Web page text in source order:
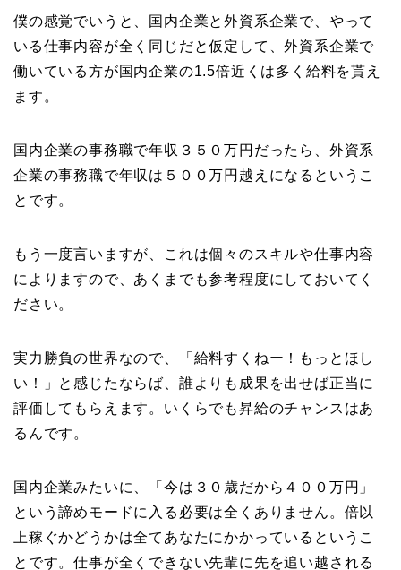
僕の感覚でいうと、国内企業と外資系企業で、やって
いる仕事内容が全く同じだと仮定して、外資系企業で
働いている方が国内企業の1.5倍近くは多く給料を貰え
ます。
国内企業の事務職で年収３５０万円だったら、外資系
企業の事務職で年収は５００万円越えになるというこ
とです。
もう一度言いますが、これは個々のスキルや仕事内容
によりますので、あくまでも参考程度にしておいてく
ださい。
実力勝負の世界なので、「給料すくねー！もっとほし
い！」と感じたならば、誰よりも成果を出せば正当に
評価してもらえます。いくらでも昇給のチャンスはあ
るんです。
国内企業みたいに、「今は３０歳だから４００万円」
という諦めモードに入る必要は全くありません。倍以
上稼ぐかどうかは全てあなたにかかっているというこ
とです。仕事が全くできない先輩に先を追い越される